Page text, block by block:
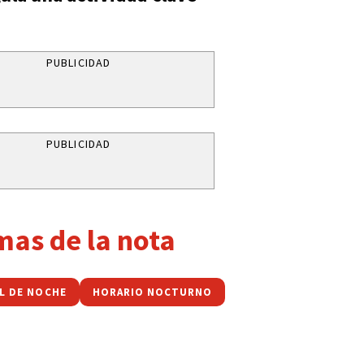
PUBLICIDAD
PUBLICIDAD
de la nota
DE NOCHE HORARIO NOCTURNO